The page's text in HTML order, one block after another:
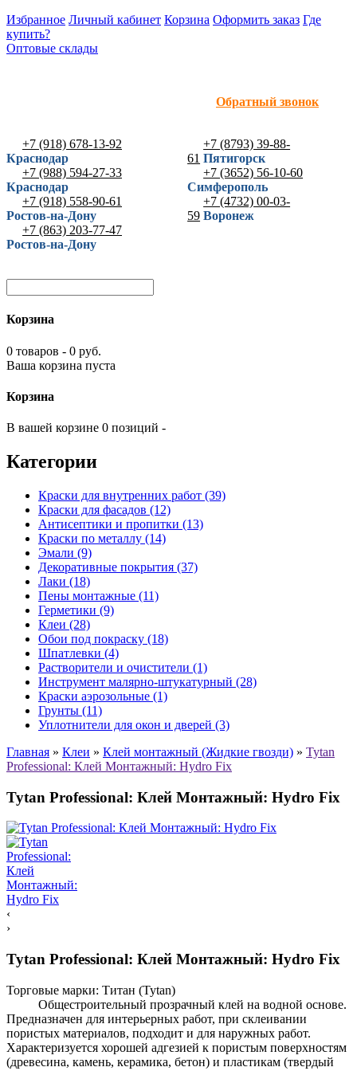
Избранное Личный кабинет Корзина Оформить заказ Где
купить?
Оптовые склады
Обратный звонок
+7 (918) 678-13-92
Краснодар
+7 (988) 594-27-33
Краснодар
+7 (918) 558-90-61
Ростов-на-Дону
+7 (863) 203-77-47
Ростов-на-Дону
+7 (8793) 39-88-
61 Пятигорск
+7 (3652) 56-10-60
Симферополь
+7 (4732) 00-03-
59 Воронеж
Корзина
0 товаров - 0 руб.
Ваша корзина пуста
Корзина
В вашей корзине 0 позиций -
Категории
Краски для внутренних работ (39)
Краски для фасадов (12)
Антисептики и пропитки (13)
Краски по металлу (14)
Эмали (9)
Декоративные покрытия (37)
Лаки (18)
Пены монтажные (11)
Герметики (9)
Клеи (28)
Обои под покраску (18)
Шпатлевки (4)
Растворители и очистители (1)
Инструмент малярно-штукатурный (28)
Краски аэрозольные (1)
Грунты (11)
Уплотнители для окон и дверей (3)
Главная » Клеи » Клей монтажный (Жидкие гвозди) » Tytan
Professional: Клей Монтажный: Hydro Fix
Tytan Professional: Клей Монтажный: Hydro Fix
‹
›
Tytan Professional: Клей Монтажный: Hydro Fix
Торговые марки: Титан (Tytan)
Общестроительный прозрачный клей на водной основе.
Предназначен для интерьерных работ, при склеивании
пористых материалов, подходит и для наружных работ.
Характеризуется хорошей адгезией к пористым поверхностям
(древесина, камень, керамика, бетон) и пластикам (твердый